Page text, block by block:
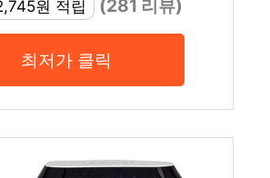
원 적립 (281 리뷰)
최저가 클릭